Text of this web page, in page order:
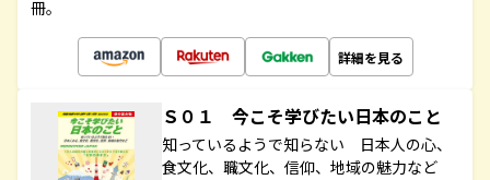
冊。
詳細を見る
Ｓ０１ 今こそ学びたい日本のこと
知っているようで知らない 日本人の心、
食文化、職文化、信仰、地域の魅力など